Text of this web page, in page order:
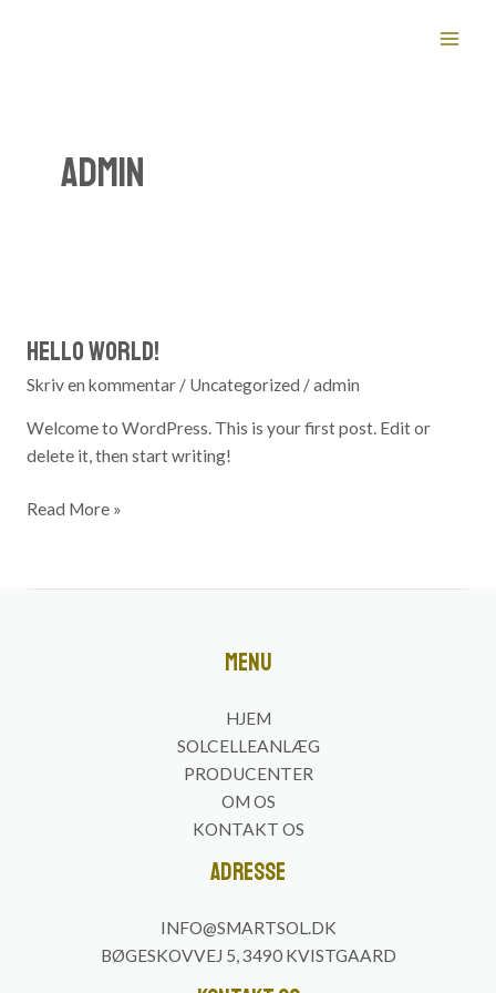
admin
Hello world!
Skriv en kommentar / Uncategorized /admin
Welcome to WordPress. This is your first post. Edit or
delete it, then start writing!
Hello
Read More »
Menu
HJEM
SOLCELLEANLÆG
PRODUCENTER
OM OS
KONTAKT OS
Adresse
INFO@SMARTSOL.DK
BØGESKOVVEJ 5, 3490 KVISTGAARD